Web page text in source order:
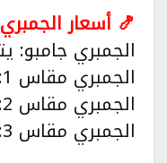
🍤 أسعار
الجمبري جامبو: يتراوح
الجمبري مقاس 1: يتراوح سعر الكيلو ما بين 825 و925 جنيهًا
الجمبري مقاس 2: يتراوح سعر الكيلو ما بين 720 و800 جنيهًا
الجمبري مقاس 3: يتراوح سعر الكيلو ما بين 200 و400 جنيهًا